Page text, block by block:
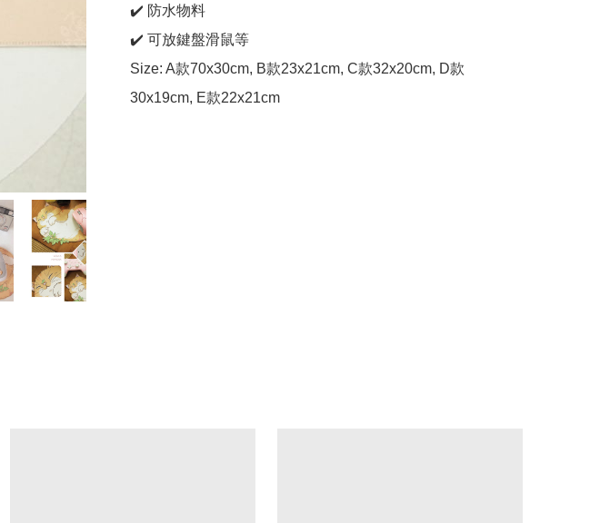
✔️ 防水物料
✔️ 可放鍵盤滑鼠等
Size: A款70x30cm, B款23x21cm, C款32x20cm, D款
30x19cm, E款22x21cm